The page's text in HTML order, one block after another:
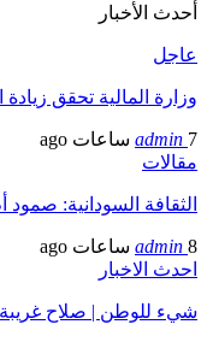
أحدث الأخبار
عاجل
وزارة المالية تحقق
admin 7 ساعات ago
مقالات
الثقافة السودانية:
admin 8 ساعات ago
احدث الاخبار
شيء للوطن | صلاح